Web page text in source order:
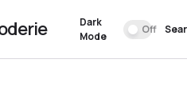
Dark
Mode
Off